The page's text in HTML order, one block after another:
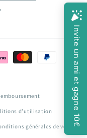
d’utilisation
générales de vente